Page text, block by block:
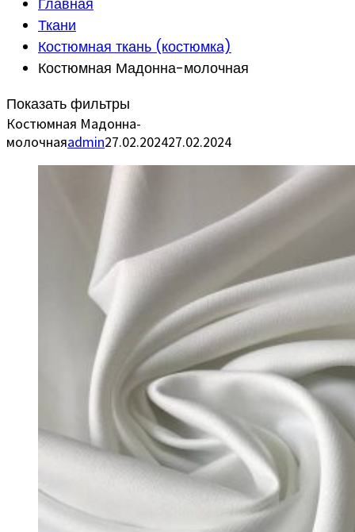
Ткани
Костюмная ткань (костюмка)
Костюмная Мадонна-молочная
Показать фильтры
Костюмная Мадонна-
молочнаяadmin27.02.202427.02.2024